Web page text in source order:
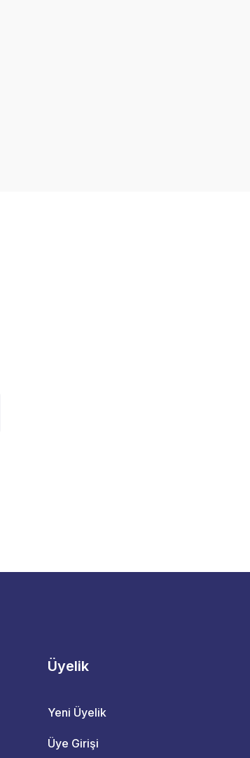
Üyelik
Yeni Üyelik
Üye Girişi